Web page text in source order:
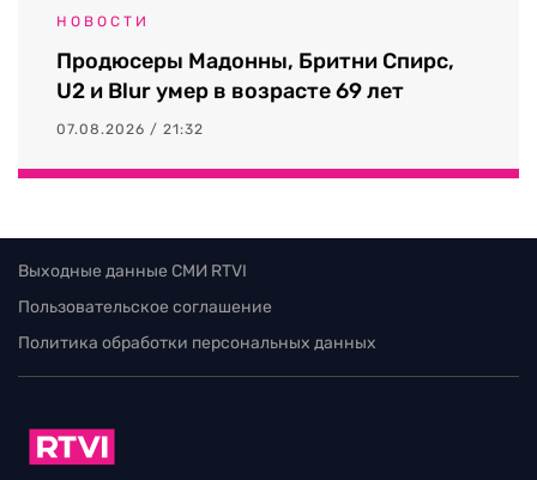
НОВОСТИ
Продюсеры Мадонны, Бритни Спирс,
U2 и Blur умер в возрасте 69 лет
07.08.2026 / 21:32
Выходные данные СМИ RTVI
Пользовательское соглашение
Политика обработки персональных данных